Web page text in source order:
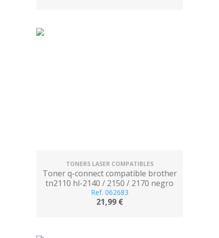
TONERS LASER COMPATIBLES
Toner q-connect compatible brother
tn2110 hl-2140 / 2150 / 2170 negro
1.500 pag
Ref. 062683
21,99 €